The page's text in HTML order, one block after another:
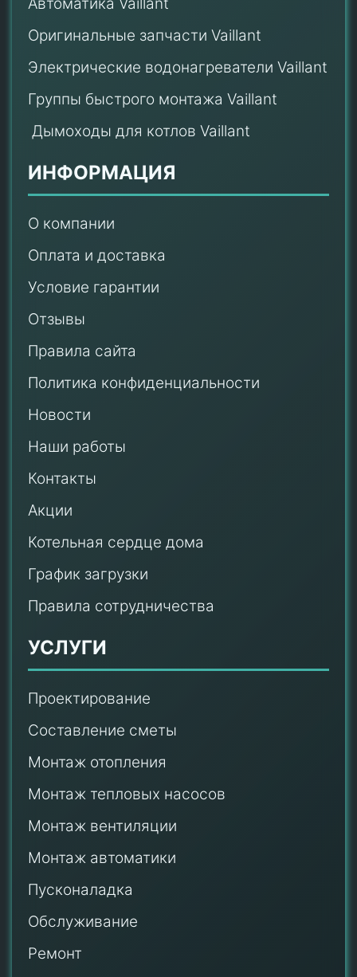
Оригинальные запчасти Vaillant
Электрические водонагреватели Vaillant
Группы быстрого монтажа Vaillant
Дымоходы для котлов Vaillant
ИНФОРМАЦИЯ
О компании
Оплата и доставка
Условие гарантии
Отзывы
Правила сайта
Политика конфиденциальности
Новости
Наши работы
Контакты
Акции
Котельная сердце дома
График загрузки
Правила сотрудничества
УСЛУГИ
Проектирование
Составление сметы
Монтаж отопления
Монтаж тепловых насосов
Монтаж вентиляции
Монтаж автоматики
Пусконаладка
Обслуживание
Ремонт